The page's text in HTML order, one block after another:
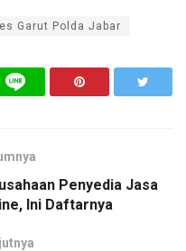
Garut Polda Jabar
Penyedia Jasa
Ini Daftarnya